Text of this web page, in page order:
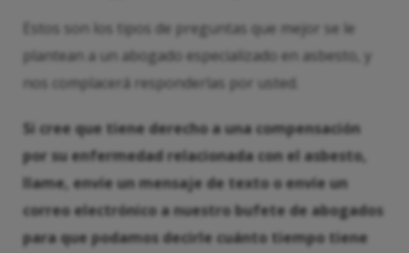
Estos son los tipos de preguntas que mejor se le
plantean a un abogado especializado en asbesto, y
nos complacerá responderlas por usted.
Si cree que tiene derecho a una compensación
por su enfermedad relacionada con el asbesto,
llame, envíe un mensaje de texto o envíe un
correo electrónico a nuestro bufete de abogados
para que podamos decirle cuánto tiempo tiene